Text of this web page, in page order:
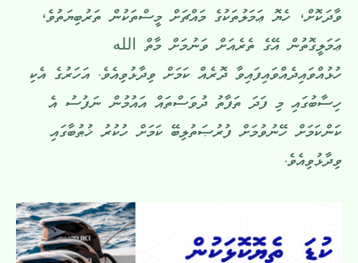
ވާދަކޮށް، ހެޔޮ ޢަމަލުތަކުގެ މައްޗަށް މީސްތަކުން ތަރުބިޔަތުވެ،
ޢަމަލީގޮތުން އޭގެ ތެރެއަށް ވަނުމަށް މާތް الله
ހުޅުއްވައިދެއްވައިފައިވާ ދޮރެއް ކަމަށް ވިދާޅުވިއެވެ. އަހަރުގެ އެކި
ހިސާބުގައި މި ފަދަ ތަފާތު ދުވަސްތައް އައުމުން ނަފުސު އެ
ކަންކަމަށް ހޭނުވުމަށް ފުރުޞަތުލިބޭ ކަމަށް ހުކުރު ޚުޠުބާގައި
ވިދާޅުވިއެވެ.